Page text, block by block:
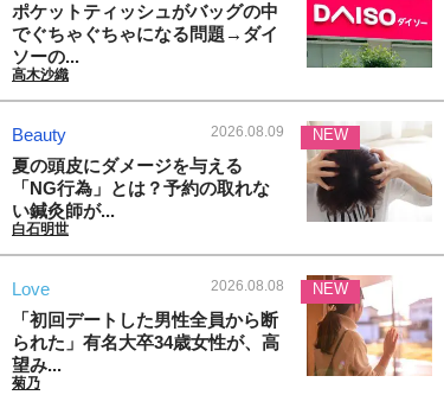
ポケットティッシュがバッグの中
でぐちゃぐちゃになる問題→ダイ
ソーの...
高木沙織
Beauty 2026.08.09
夏の頭皮にダメージを与える
「NG行為」とは？予約の取れな
い鍼灸師が...
白石明世
NEW
Love 2026.08.08
「初回デートした男性全員から断
られた」有名大卒34歳女性が、高
望み...
菊乃
NEW